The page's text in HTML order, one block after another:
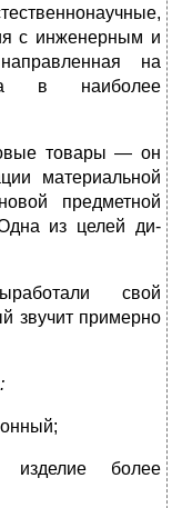
с инженерным и
на
в на­иболее
товары — он
материальной
предметной
Одна из целей ди­
свой
звучит примерно
изделие более